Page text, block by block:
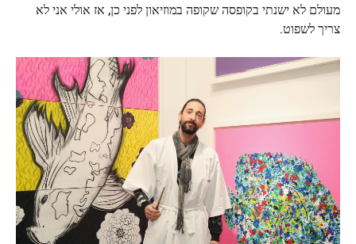
מעולם לא ישנתי בקופסה שקופה במוזיאון לפני כן, אז אולי אני לא
צריך לשפוט.